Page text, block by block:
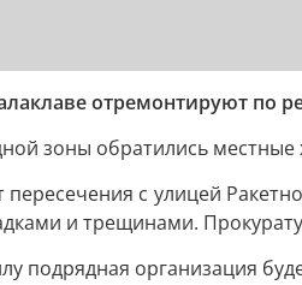
отремонтируют по
зоны обратились местные
пересечения с улицей
и трещинами.
подрядная организация